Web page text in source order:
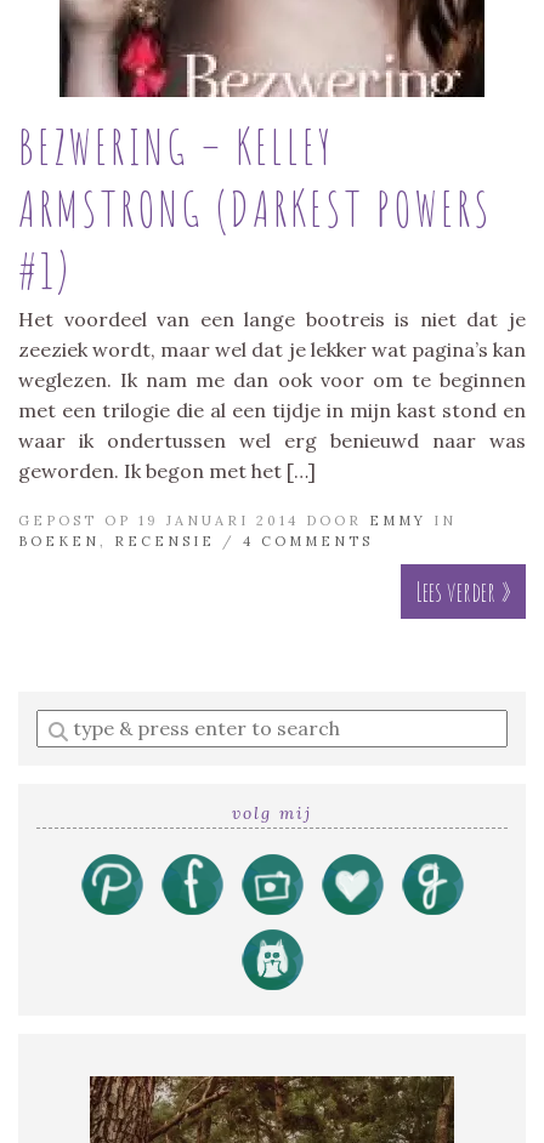
BEZWERING – KELLEY
ARMSTRONG (DARKEST POWERS
#1)
Het voordeel van een lange bootreis is niet dat je
zeeziek wordt, maar wel dat je lekker wat pagina’s kan
weglezen. Ik nam me dan ook voor om te beginnen
met een trilogie die al een tijdje in mijn kast stond en
waar ik ondertussen wel erg benieuwd naar was
geworden. Ik begon met het […]
GEPOST OP 19 JANUARI 2014 DOOR EMMY
IN
BOEKEN
RECENSIE / 4 COMMENTS
Lees verder »
Enter
a
volg mij